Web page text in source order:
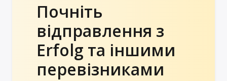
Почніть
відправлення з
Erfolg та іншими
перевізниками